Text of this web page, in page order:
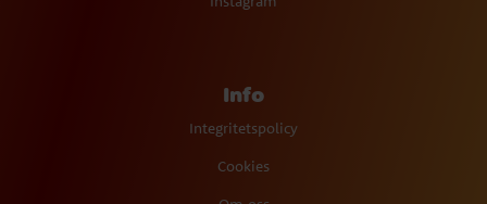
Info
Integritetspolicy
Cookies